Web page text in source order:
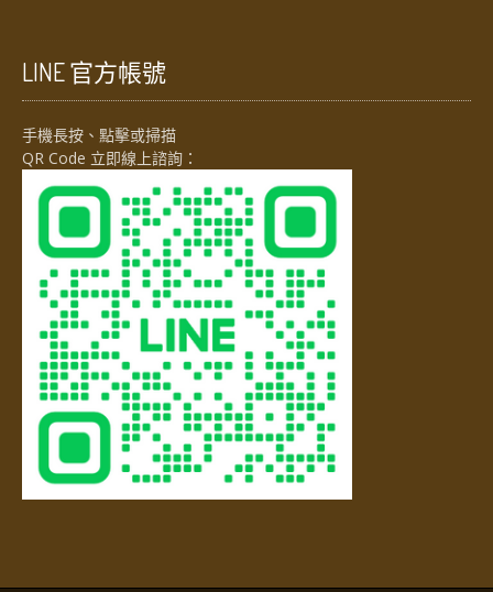
LINE 官方帳號
手機長按、點擊或掃描
QR Code 立即線上諮詢：